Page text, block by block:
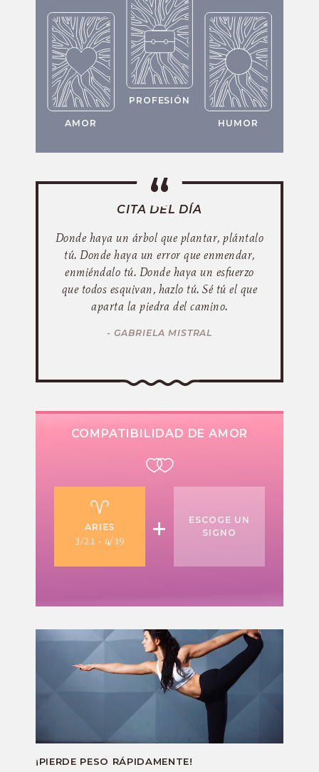
AMOR
PROFESIÓN
HUMOR
CITA DEL DÍA
Donde haya un árbol que plantar, plántalo
tú. Donde haya un error que enmendar,
enmiéndalo tú. Donde haya un esfuerzo
que todos esquivan, hazlo tú. Sé tú el que
aparta la piedra del camino.
- GABRIELA MISTRAL
COMPATIBILIDAD DE AMOR
ARIES
3/21 - 4/19 +
ESCOGE UN
SIGNO
¡PIERDE PESO RÁPIDAMENTE!